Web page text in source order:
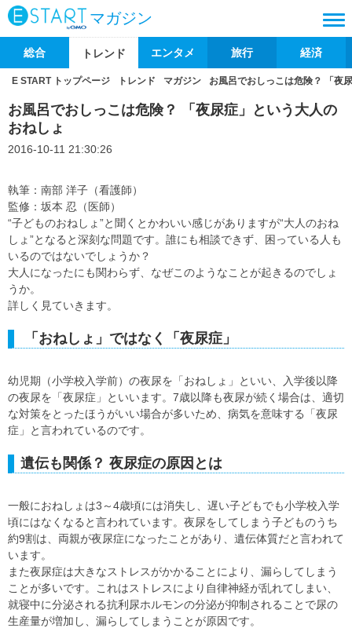
マガジン
総合 トレンド エンタメ 旅行 経済
E START トップページ トレンド マガジン お風呂でおしっこは危険？ 「夜
お風呂でおしっこは危険？ 「夜尿症」という大人の
おねしょ
2016-10-11 21:30:26
執筆：南部 洋子（看護師）
監修：坂本 忍（医師）
“子どものおねしょ”と聞くとかわいい感じがありますが“大人のおね
しょ”となると深刻な問題です。誰にも相談できず、困っている人も
いるのではないでしょうか？
大人になったにも関わらず、なぜこのようなことが起きるのでしょ
うか。
詳しく見ていきます。
「おねしょ」ではなく「夜尿症」
幼児期（小学校入学前）の夜尿を「おねしょ」といい、入学後以降
の夜尿を「夜尿症」といいます。7歳以降も夜尿が続く場合は、適切
な対策をとったほうがいい場合が多いため、病気を意味する「夜尿
症」と言われているのです。
遺伝も関係？ 夜尿症の原因とは
一般におねしょは3～4歳頃には消失し、遅い子どもでも小学校入学
頃にはなくなると言われています。夜尿をしてしまう子どものうち
約9割は、両親が夜尿症になったことがあり、遺伝体質だと言われて
います。
また夜尿症は大きなストレスがかかることにより、漏らしてしまう
ことが多いです。これはストレスにより自律神経が乱れてしまい、
就寝中に分泌される抗利尿ホルモンの分泌が抑制されることで尿の
生産量が増加し、漏らしてしまうことが原因です。